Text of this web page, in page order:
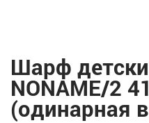
Шарф
NONAME/2
(одинарная